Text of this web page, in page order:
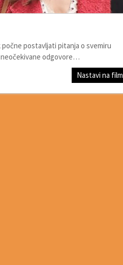
postavljati pitanja o svemiru
neočekivane odgovore…
Nastavi na film